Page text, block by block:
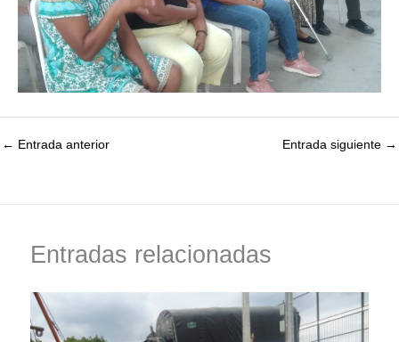
← Entrada anterior Entrada siguiente →
Entradas relacionadas